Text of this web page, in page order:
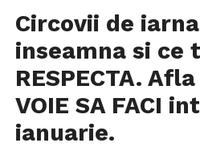
Circovii de
inseamna si ce
RESPECTA.
VOIE SA FACI
ianuarie.